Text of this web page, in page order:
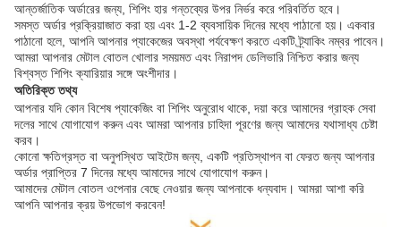
আন্তর্জাতিক অর্ডারের জন্য, শিপিং হার গন্তব্যের উপর নির্ভর করে পরিবর্তিত হবে।
সমস্ত অর্ডার প্রক্রিয়াজাত করা হয় এবং 1-2 ব্যবসায়িক দিনের মধ্যে পাঠানো হয়। একবার
পাঠানো হলে, আপনি আপনার প্যাকেজের অবস্থা পর্যবেক্ষণ করতে একটি ট্র্যাকিং নম্বর পাবেন।
আমরা আপনার মেটাল বোতল খোলার সময়মত এবং নিরাপদ ডেলিভারি নিশ্চিত করার জন্য
বিশ্বস্ত শিপিং ক্যারিয়ার সঙ্গে অংশীদার।
অতিরিক্ত তথ্য
আপনার যদি কোন বিশেষ প্যাকেজিং বা শিপিং অনুরোধ থাকে, দয়া করে আমাদের গ্রাহক সেবা
দলের সাথে যোগাযোগ করুন এবং আমরা আপনার চাহিদা পূরণের জন্য আমাদের যথাসাধ্য চেষ্টা
করব।
কোনো ক্ষতিগ্রস্ত বা অনুপস্থিত আইটেম জন্য, একটি প্রতিস্থাপন বা ফেরত জন্য আপনার
অর্ডার প্রাপ্তির 7 দিনের মধ্যে আমাদের সাথে যোগাযোগ করুন।
আমাদের মেটাল বোতল ওপেনার বেছে নেওয়ার জন্য আপনাকে ধন্যবাদ। আমরা আশা করি
আপনি আপনার ক্রয় উপভোগ করবেন!